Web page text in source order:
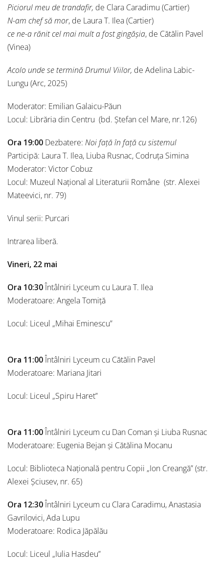
Piciorul meu de trandafir, de Clara Caradimu (Cartier)
N-am chef să mor, de Laura T. Ilea (Cartier)
ce ne-a rănit cel mai mult a fost gingășia, de Cătălin Pavel
(Vinea)
Acolo unde se termină Drumul Viilor, de Adelina Labic-
Lungu (Arc, 2025)
Moderator: Emilian Galaicu-Păun
Locul: Librăria din Centru (bd. Ștefan cel Mare, nr.126)
Ora 19:00 Dezbatere: Noi față în față cu sistemul
Participă: Laura T. Ilea, Liuba Rusnac, Codruța Simina
Moderator: Victor Cobuz
Locul: Muzeul Național al Literaturii Române (str. Alexei
Mateevici, nr. 79)
Vinul serii: Purcari
Intrarea liberă.
Vineri, 22 mai
Ora 10:30Întâlniri Lyceum cu Laura T. Ilea
Moderatoare: Angela Tomiță
Locul: Liceul „Mihai Eminescu”
Ora 11:00Întâlniri Lyceum cu Cătălin Pavel
Moderatoare: Mariana Jitari
Locul: Liceul „Spiru Haret”
Ora 11:00Întâlniri Lyceum cu Dan Coman și Liuba Rusnac
Moderatoare: Eugenia Bejan și Cătălina Mocanu
Locul: Biblioteca Națională pentru Copii „Ion Creangă” (str.
Alexei Șciusev, nr. 65)
Ora 12:30Întâlniri Lyceum cu Clara Caradimu, Anastasia
Gavrilovici, Ada Lupu
Moderatoare: Rodica Jăpălău
Locul: Liceul „Iulia Hasdeu”